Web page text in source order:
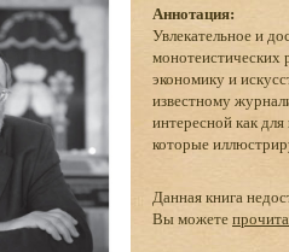
Аннотация:
Увлекательное и
монотеистических
экономику и
известному
интересной как
которые
Данная книга
Вы можете